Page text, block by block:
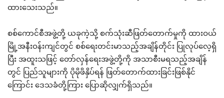
ထားသေးသည်။
စစ်ကောင်စီအဖွဲ့တို့ ယခုကဲ့သို့ စက်သုံးဆီဖြတ်တောက်မှုကို ထားဝယ်
မြို့အနီးဝန်းကျင်တွင် စစ်ရေးတင်းမာသည့်အချိန်တိုင်း ပြုလုပ်လေ့ရှိ
ပြီး အထူးသဖြင့် တော်လှန်ရေးအဖွဲ့တို့ကို အသာစီးမရသည့်အချိန်
တွင် ပြည်သူများကို ပိုမိုဖိနှိပ်ရန် ဖြတ်တောက်ထားခြင်းဖြစ်နိုင်
ကြောင်း ဒေသခံတို့ကြား ပြောဆိုလျှက်ရှိသည်။